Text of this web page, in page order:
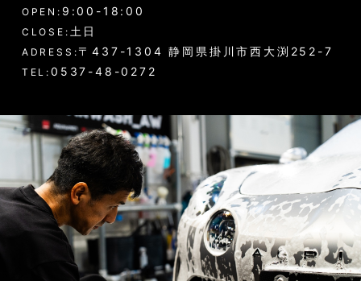
ホイール・タイヤの洗浄
エンジンルーム・タイヤハウスなど
ドア・トランクの内側（インナー）の洗浄
ゴムパーツの洗浄
各パーツの脱脂
02 -------------------
ボディコーティング（通常カラー）
OPEN: 9:00-18:00
CLOSE: 土日
ADRESS: 〒437-1304 静岡県掛川市西大渕252-7
TEL: 0537-48-0272